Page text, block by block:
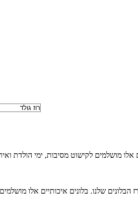
שלנו. בלונים איכותיים אלו